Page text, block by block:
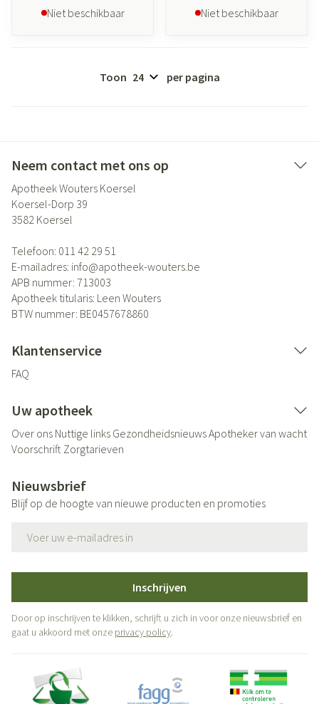
Niet beschikbaar Niet beschikbaar
Toon per pagina
Neem contact met ons op
Apotheek Wouters Koersel
Koersel-Dorp 39
3582 Koersel
Telefoon: 011 42 29 51
E-mailadres: info@apotheek-wouters.be
APB nummer: 713003
Apotheek titularis: Leen Wouters
BTW nummer: BE0457678860
Klantenservice
FAQ
Uw apotheek
Over ons Nuttige links GezondheidsnieuwsApotheker van wacht
Voorschrift Zorgtarieven
Nieuwsbrief
Blijf op de hoogte van nieuwe producten en promoties
Inschrijven
Door op inschrijven te klikken, schrijft u zich in voor onze nieuwsbrief en
gaat u akkoord met onze privacy policy.